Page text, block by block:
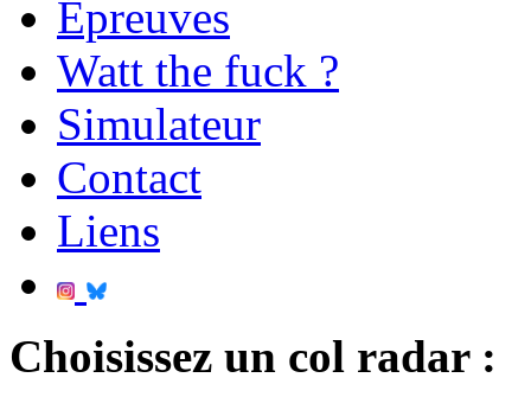
Épreuves
Watt the fuck ?
Simulateur
Contact
Liens
Choisissez un col radar :